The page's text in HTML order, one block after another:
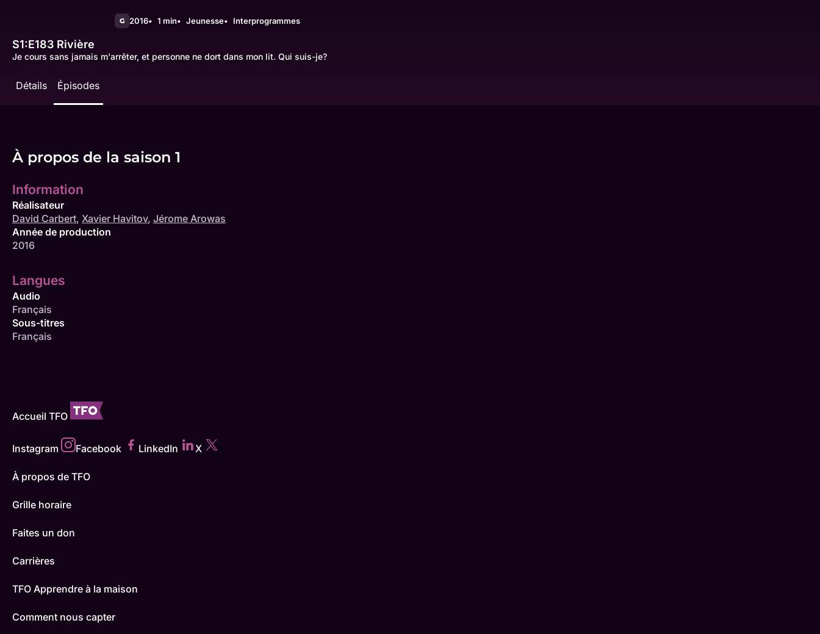
G 2016 1 min Jeunesse Interprogrammes
S1:E183 Rivière
Je cours sans jamais m'arrêter, et personne ne dort dans mon lit. Qui suis-je?
Détails Épisodes
À propos de la saison 1
Information
Réalisateur
David Carbert, Xavier Havitov, Jérome Arowas
Année de production
2016
Langues
Audio
Français
Sous-titres
Français
Accueil TFO
Instagram Facebook LinkedIn X
À propos de TFO
Grille horaire
Faites un don
Carrières
TFO Apprendre à la maison
Comment nous capter